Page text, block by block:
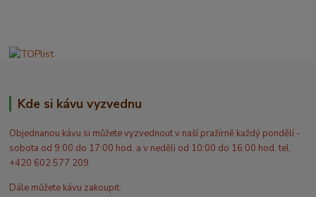
Kde si kávu vyzvednu
Objednanou kávu si můžete vyzvednout v naší pražírně každý pondělí -
sobota od 9:00 do 17:00 hod. a v neděli od 10:00 do 16:00 hod. tel.
+420 602 577 209
Dále můžete kávu zakoupit: